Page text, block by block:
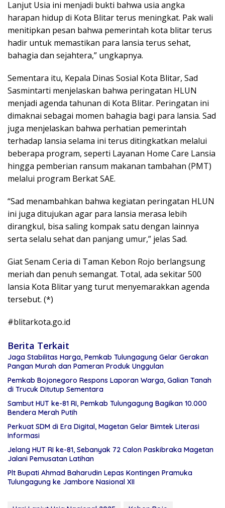
Lanjut Usia ini menjadi bukti bahwa usia angka
harapan hidup di Kota Blitar terus meningkat. Pak wali
menitipkan pesan bahwa pemerintah kota blitar terus
hadir untuk memastikan para lansia terus sehat,
bahagia dan sejahtera,” ungkapnya.
Sementara itu, Kepala Dinas Sosial Kota Blitar, Sad
Sasmintarti menjelaskan bahwa peringatan HLUN
menjadi agenda tahunan di Kota Blitar. Peringatan ini
dimaknai sebagai momen bahagia bagi para lansia. Sad
juga menjelaskan bahwa perhatian pemerintah
terhadap lansia selama ini terus ditingkatkan melalui
beberapa program, seperti Layanan Home Care Lansia
hingga pemberian ransum makanan tambahan (PMT)
melalui program Berkat SAE.
“Sad menambahkan bahwa kegiatan peringatan HLUN
ini juga ditujukan agar para lansia merasa lebih
dirangkul, bisa saling kompak satu dengan lainnya
serta selalu sehat dan panjang umur,” jelas Sad.
Giat Senam Ceria di Taman Kebon Rojo berlangsung
meriah dan penuh semangat. Total, ada sekitar 500
lansia Kota Blitar yang turut menyemarakkan agenda
tersebut. (*)
#blitarkota.go.id
Berita Terkait
Jaga Stabilitas Harga, Pemkab Tulungagung Gelar Gerakan
Pangan Murah dan Pameran Produk Unggulan
Pemkab Bojonegoro Respons Laporan Warga, Galian Tanah
di Trucuk Ditutup Sementara
Sambut HUT ke-81 RI, Pemkab Tulungagung Bagikan 10.000
Bendera Merah Putih
Perkuat SDM di Era Digital, Magetan Gelar Bimtek Literasi
Informasi
Jelang HUT RI ke-81, Sebanyak 72 Calon Paskibraka Magetan
Jalani Pemusatan Latihan
Plt Bupati Ahmad Baharudin Lepas Kontingen Pramuka
Tulungagung ke Jambore Nasional XII